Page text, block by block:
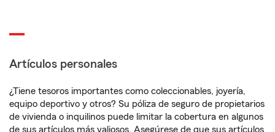
Artículos personales
¿Tiene tesoros importantes como coleccionables, joyería,
equipo deportivo y otros? Su póliza de seguro de propietarios
de vivienda o inquilinos puede limitar la cobertura en algunos
de sus artículos más valiosos. Asegúrese de que sus artículos